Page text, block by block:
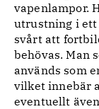
vapenlampor.
utrustning i ett
svårt att
behövas. Man
används som
vilket innebär
eventuellt